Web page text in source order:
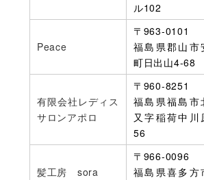
ル102
Peace
〒963-0101
福島県郡山市
町日出山4-68
有限会社レディス
サロンアポロ
〒960-8251
福島県福島市
又字稲荷中川
56
髪工房 sora
〒966-0096
福島県喜多方